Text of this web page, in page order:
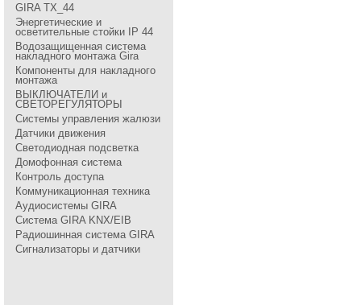
GIRA TX_44
Энергетические и
осветительные стойки IP 44
Водозащищенная система
накладного монтажа Gira
Компоненты для накладного
монтажа
ВЫКЛЮЧАТЕЛИ и
СВЕТОРЕГУЛЯТОРЫ
Системы управления жалюзи
Датчики движения
Светодиодная подсветка
Домофонная система
Контроль доступа
Коммуникационная техника
Аудиосистемы GIRA
Система GIRA KNX/EIB
Радиошинная система GIRA
Сигнализаторы и датчики